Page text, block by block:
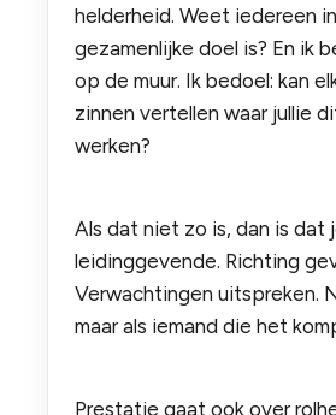
helderheid. Weet iedereen
gezamenlijke doel is? En ik
op de muur. Ik bedoel: kan
zinnen vertellen waar jullie
werken?
Als dat niet zo is, dan is dat
leidinggevende. Richting
Verwachtingen uitspreken.
maar als iemand die het
Prestatie gaat ook over